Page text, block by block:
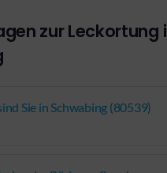
zur Leckortung
Sie in Schwabing (80539)